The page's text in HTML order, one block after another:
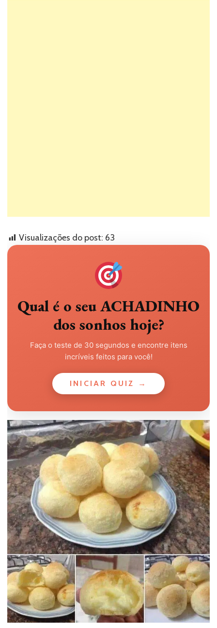
Visualizações do post: 63
Qual é o seu ACHADINHO
dos sonhos hoje?
Faça o teste de 30 segundos e encontre itens
incríveis feitos para você!
INICIAR QUIZ →